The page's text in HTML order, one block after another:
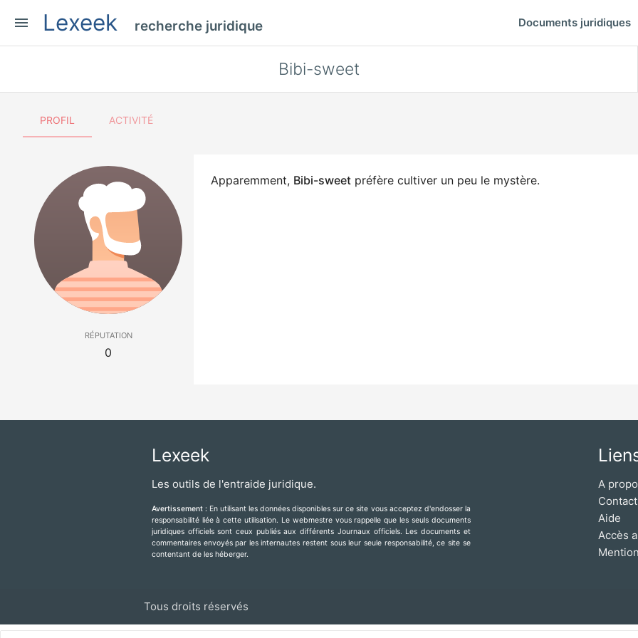
menu Lexeek recherche juridique Documents juridiques
Bibi-sweet
PROFIL ACTIVITÉ
réputation
0
Apparemment, Bibi-sweet préfère cultiver un peu le mystère.
Lexeek
Les outils de l'entraide juridique.
Avertissement : En utilisant les données disponibles sur ce site vous acceptez d'endosser la
responsabilité liée à cette utilisation. Le webmestre vous rappelle que les seuls documents
juridiques officiels sont ceux publiés aux différents Journaux officiels. Les documents et
commentaires envoyés par les internautes restent sous leur seule responsabilité, ce site se
contentant de les héberger.
A
Contact
Aide
Accès
Tous droits réservés